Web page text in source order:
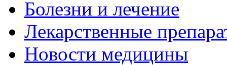
Болезни и лечение
Лекарственные
Новости медицины